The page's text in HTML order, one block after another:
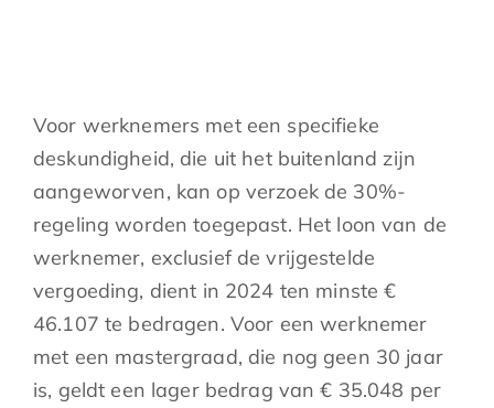
Voor werknemers met een specifieke
deskundigheid, die uit het buitenland zijn
aangeworven, kan op verzoek de 30%-
regeling worden toegepast. Het loon van de
werknemer, exclusief de vrijgestelde
vergoeding, dient in 2024 ten minste €
46.107 te bedragen. Voor een werknemer
met een mastergraad, die nog geen 30 jaar
is, geldt een lager bedrag van € 35.048 per